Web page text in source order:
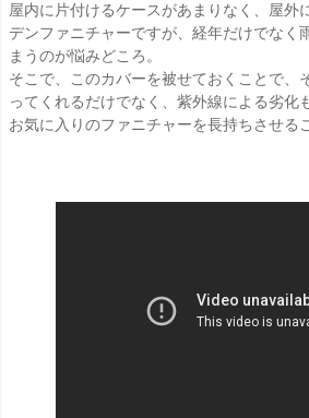
屋内に片付けるケースがあまりなく、屋外
デンファニチャーですが、経年だけでなく
まうのが悩みどころ。
そこで、このカバーを被せておくことで、
ってくれるだけでなく、紫外線による劣化
お気に入りのファニチャーを長持ちさせる